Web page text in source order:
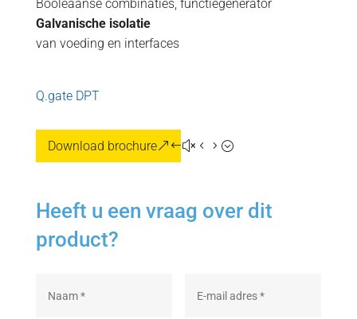
Booleaanse combinaties, functiegenerator
Galvanische isolatie
van voeding en interfaces
Q.gate DPT
Download brochure
Heeft u een vraag over dit
product?